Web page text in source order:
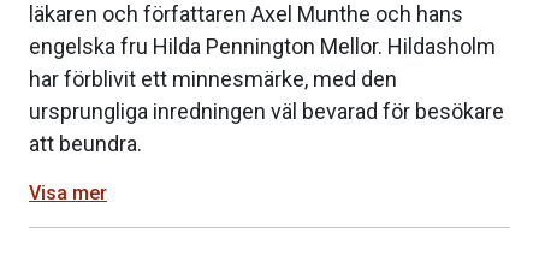
läkaren och författaren Axel Munthe och hans
engelska fru Hilda Pennington Mellor. Hildasholm
har förblivit ett minnesmärke, med den
ursprungliga inredningen väl bevarad för besökare
att beundra.
Visa mer